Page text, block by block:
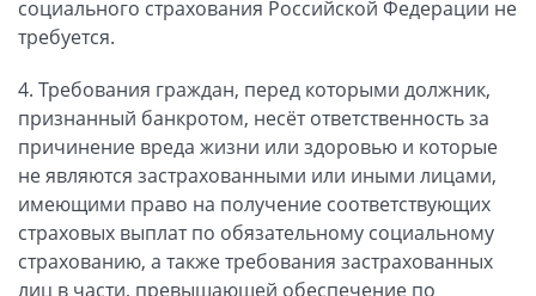
социального страхования Российской Федерации не
требуется.
4. Требования граждан, перед которыми должник,
признанный банкротом, несёт ответственность за
причинение вреда жизни или здоровью и которые
не являются застрахованными или иными лицами,
имеющими право на получение соответствующих
страховых выплат по обязательному социальному
страхованию, а также требования застрахованных
лиц в части, превышающей обеспечение по